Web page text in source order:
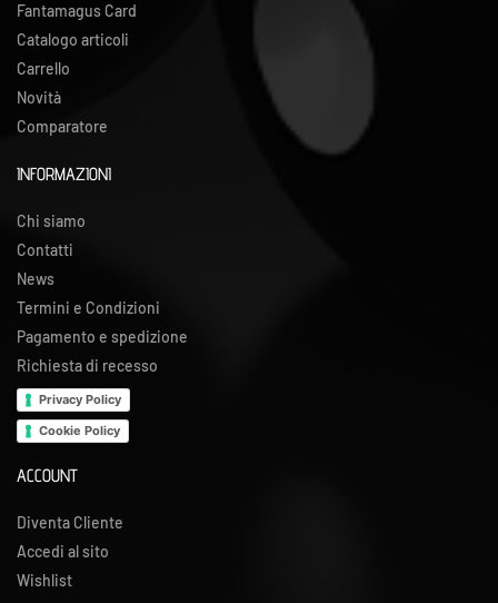
Fantamagus Card
Catalogo articoli
Carrello
Novità
Comparatore
INFORMAZIONI
Chi siamo
Contatti
News
Termini e Condizioni
Pagamento e spedizione
Richiesta di recesso
Privacy Policy
Cookie Policy
ACCOUNT
Diventa Cliente
Accedi al sito
Wishlist